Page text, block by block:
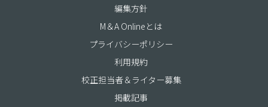
編集方針
M＆A Onlineとは
プライバシーポリシー
利用規約
校正担当者＆ライター募集
掲載記事